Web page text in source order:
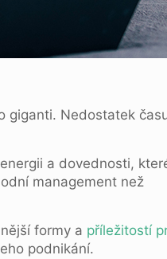
giganti. Nedostatek
a dovednosti,
management než
formy a příležitostí
podnikání.